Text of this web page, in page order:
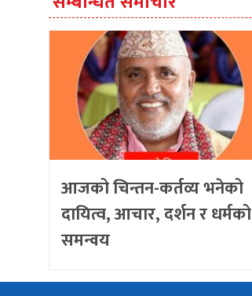
आजको चिन्तन-कर्तव्य भनेको
दायित्व, आचार, दर्शन र धर्मको
समन्वय